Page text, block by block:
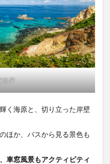
海岸
く海原と、切り立った岸壁
ほか、バスから見る景色も
車窓風景もアクティビティ